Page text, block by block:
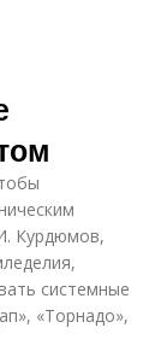
Курдюмов,
системные
«Торнадо»,